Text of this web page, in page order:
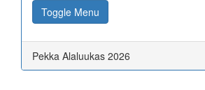
Toggle Menu
Pekka Alaluukas 2026